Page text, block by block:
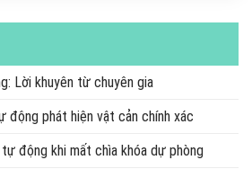
Lời khuyên từ chuyên gia
động phát hiện vật cản chính xác
động khi mất chìa khóa dự phòng